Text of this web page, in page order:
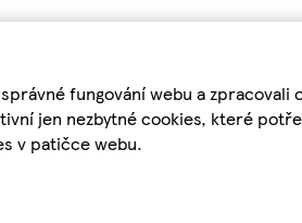
fungování webu a
jen nezbytné cookies, které
v patičce webu.